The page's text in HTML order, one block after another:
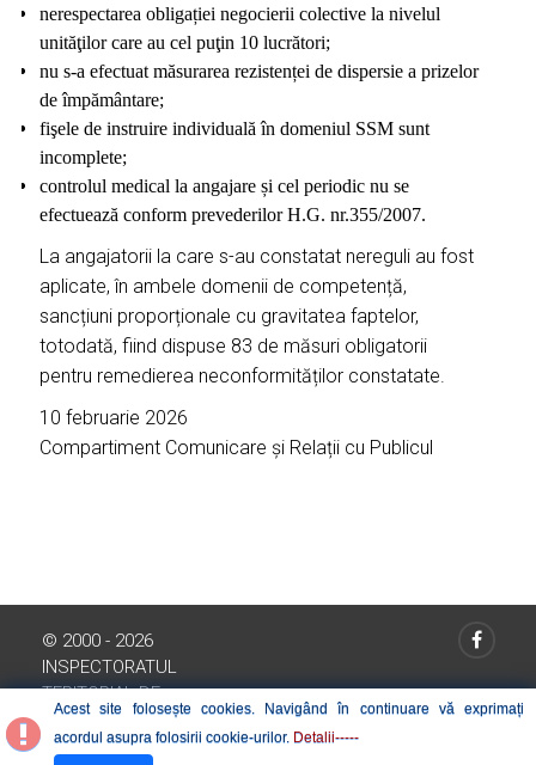
nerespectarea obligației negocierii colective la nivelul
unităţilor care au cel puţin 10 lucrători;
nu s-a efectuat măsurarea rezistenței de dispersie a prizelor
de împământare;
fişele de instruire individuală în domeniul SSM sunt
incomplete;
controlul medical la angajare și cel periodic nu se
efectuează conform prevederilor H.G. nr.355/2007.
La angajatorii la care s-au constatat nereguli au fost
aplicate, în ambele domenii de competență,
sancțiuni proporționale cu gravitatea faptelor,
totodată, fiind dispuse 83 de măsuri obligatorii
pentru remedierea neconformităților constatate.
10 februarie 2026
Compartiment Comunicare și Relații cu Publicul
© 2000 - 2026
INSPECTORATUL
TERITORIAL DE
MUNCA SALAJ
INSPECȚIA MUNCII.
Acest site folosește cookies. Navigând în continuare vă exprimați
acordul asupra folosirii cookie-urilor. Detalii-----